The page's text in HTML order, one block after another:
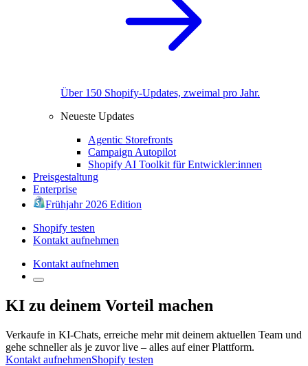
Über 150 Shopify-Updates, zweimal pro Jahr.
Neueste Updates
Agentic Storefronts
Campaign Autopilot
Shopify AI Toolkit für Entwickler:innen
Preisgestaltung
Enterprise
Frühjahr 2026 Edition
Shopify testen
Kontakt aufnehmen
Kontakt aufnehmen
KI zu deinem Vorteil machen
Verkaufe in KI-Chats, erreiche mehr mit deinem aktuellen Team und
gehe schneller als je zuvor live – alles auf einer Plattform.
Kontakt aufnehmenShopify testen